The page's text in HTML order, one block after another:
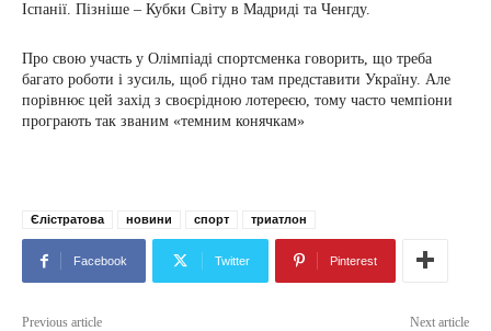
Іспанії. Пізніше – Кубки Світу в Мадриді та Ченгду.
Про свою участь у Олімпіаді спортсменка говорить, що треба
багато роботи і зусиль, щоб гідно там представити Україну. Але
порівнює цей захід з своєрідною лотереєю, тому часто чемпіони
програють так званим «темним конячкам»
Єлістратова новини спорт триатлон
Facebook Twitter Pinterest
Previous article Next article